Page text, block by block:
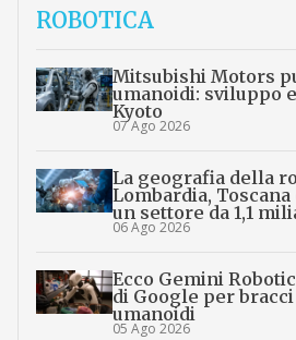
ROBOTICA
Mitsubishi Motors
umanoidi: sviluppo
Kyoto
07 Ago 2026
La geografia della
Lombardia,
un settore da 1,1
06 Ago 2026
Ecco Gemini
di Google per
umanoidi
05 Ago 2026